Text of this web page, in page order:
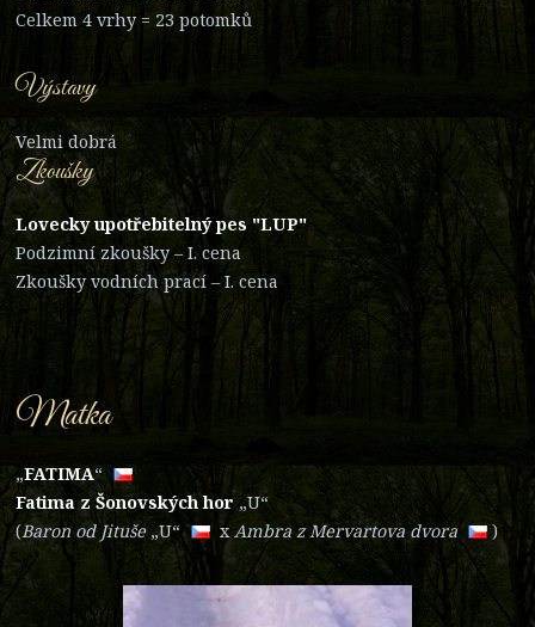
Celkem 4 vrhy = 23 potomků
Výstavy
Velmi dobrá
Zkoušky
Lovecky upotřebitelný pes "LUP"
Podzimní zkoušky – I. cena
Zkoušky vodních prací – I. cena
Matka
„FATIMA“
Fatima z Šonovských hor „U“
(Baron od Jituše„U“ xAmbra z Mervartova dvora )